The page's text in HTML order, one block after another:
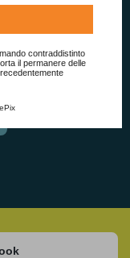
raccolti,
contraddistinto
il permanere delle
per ottenere
strategica